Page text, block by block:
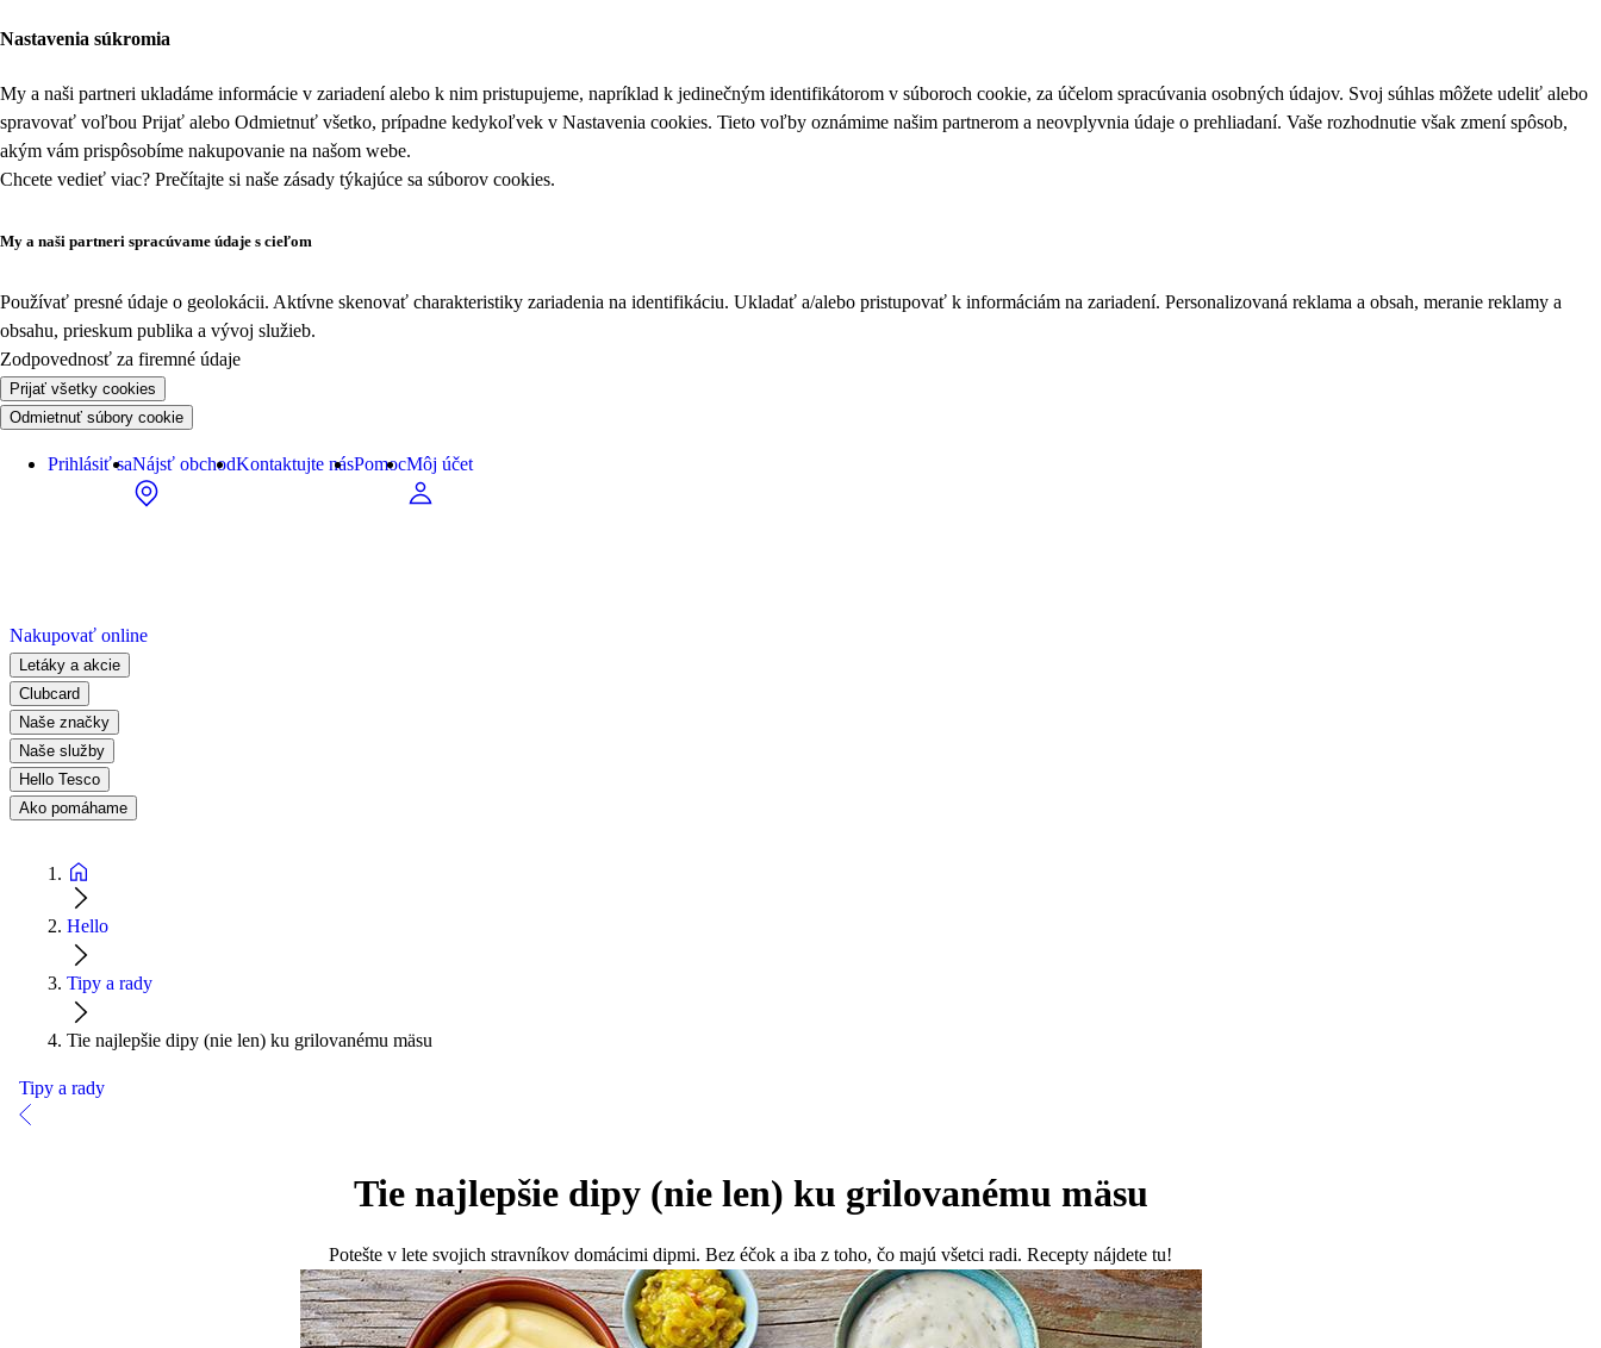
Nastavenia súkromia
My a naši partneri ukladáme informácie v zariadení alebo k nim pristupujeme, napríklad k jedinečným identifikátorom v súboroch cookie, za účelom spracúvania osobných údajov. Svoj súhlas môžete udeliť alebo
spravovať voľbou Prijať alebo Odmietnuť všetko, prípadne kedykoľvek v Nastavenia cookies. Tieto voľby oznámime našim partnerom a neovplyvnia údaje o prehliadaní. Vaše rozhodnutie však zmení spôsob,
akým vám prispôsobíme nakupovanie na našom webe.
Chcete vedieť viac? Prečítajte si naše zásady týkajúce sa súborov cookies.
My a naši partneri spracúvame údaje s cieľom
Používať presné údaje o geolokácii. Aktívne skenovať charakteristiky zariadenia na identifikáciu. Ukladať a/alebo pristupovať k informáciám na zariadení. Personalizovaná reklama a obsah, meranie reklamy a
obsahu, prieskum publika a vývoj služieb.
Zodpovednosť za firemné údaje
Prijať všetky cookies
Odmietnuť súbory cookie
Prihlásiť saNájsť obchodKontaktujte násPomocMôj účet
Nakupovať online
Letáky a akcie
Clubcard
Naše značky
Naše služby
Hello Tesco
Ako pomáhame
Hello
Tipy a rady
Tie najlepšie dipy (nie len) ku grilovanému mäsu
Tipy a rady
Tie najlepšie dipy (nie len) ku grilovanému mäsu
Potešte v lete svojich stravníkov domácimi dipmi. Bez éčok a iba z toho, čo majú všetci radi. Recepty nájdete tu!